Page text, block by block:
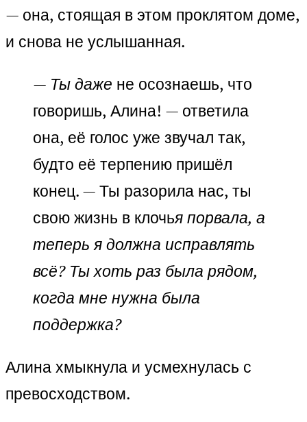
— она, стоящая в этом проклятом доме,
и снова не услышанная.
— Ты даже не осознаешь, что
говоришь, Алина! — ответила
она, её голос уже звучал так,
будто её терпению пришёл
конец. — Ты разорила нас, ты
свою жизнь в клочья порвала, а
теперь я должна исправлять
всё? Ты хоть раз была рядом,
когда мне нужна была
поддержка?
Алина хмыкнула и усмехнулась с
превосходством.